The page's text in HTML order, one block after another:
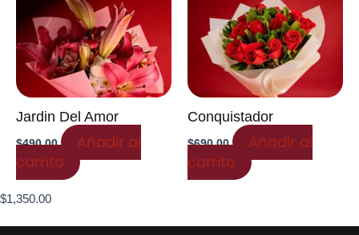
Jardin Del Amor
$490.00
Añadir al
carrito
Conquistador
$690.00
Añadir al
carrito
$1,350.00